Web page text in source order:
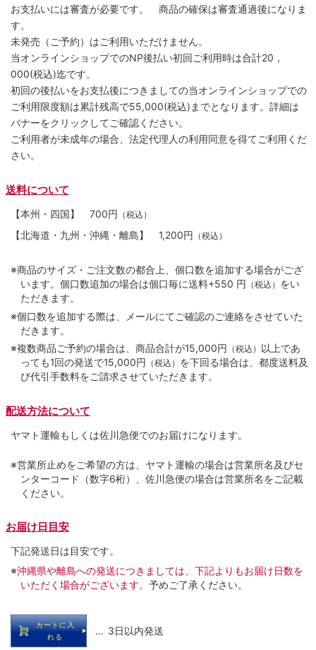
お支払いには審査が必要です。 商品の確保は審査通過後になりま
す。
未発売（ご予約）はご利用いただけません。
当オンラインショップでのNP後払い初回ご利用時は合計20，
000(税込)迄です。
初回の後払いをお支払後につきましての当オンラインショップでの
ご利用限度額は累計残高で55,000(税込)までとなります。詳細は
バナーをクリックしてご確認ください。
ご利用者が未成年の場合、法定代理人の利用同意を得てご利用くだ
さい。
送料について
【本州・四国】 700円 （税込）
【北海道・九州・沖縄・離島】 1,200円 （税込）
※商品のサイズ・ご注文数の都合上、個口数を追加する場合がござ
います。個口数追加の場合は個口毎に送料+550 円 （税込） をい
ただきます。
※個口数を追加する際は、メールにてご確認のご連絡をさせていた
だきます。
※複数商品ご予約の場合は、商品合計が15,000円 （税込） 以上であ
っても1回の発送で15,000円 （税込） を下回る場合は、都度送料及
び代引手数料をご請求させていただきます。
配送方法について
ヤマト運輸もしくは佐川急便でのお届けになります。
※営業所止めをご希望の方は、ヤマト運輸の場合は営業所名及びセ
ンターコード（数字6桁）、佐川急便の場合は営業所名をご記載
ください。
お届け日目安
下記発送日は目安です。
※沖縄県や離島への発送につきましては、下記よりもお届け日数を
いただく場合がございます。 予めご了承ください。
カートに入
れる
… 3日以内発送